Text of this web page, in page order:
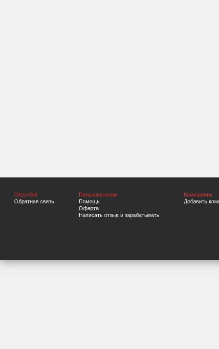
OtzyvGid
Обратная связь
Пользователям
Помощь
Оферта
Написать отзыв и зарабатывать
Компаниям
Добавить